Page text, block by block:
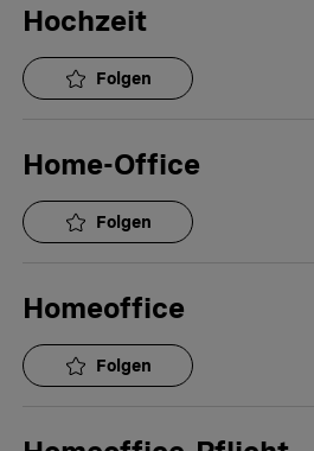
Hochzeit
Folgen
Home-Office
Folgen
Homeoffice
Folgen